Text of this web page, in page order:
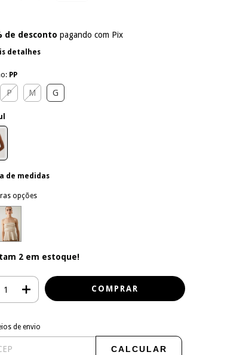
de desconto pagando com Pix
detalhes
PP
P M G
de medidas
opções
2 em estoque!
o CEP:
de envio
CALCULAR